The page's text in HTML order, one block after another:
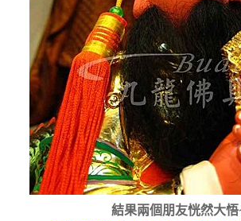
結果兩個朋友恍然大悟